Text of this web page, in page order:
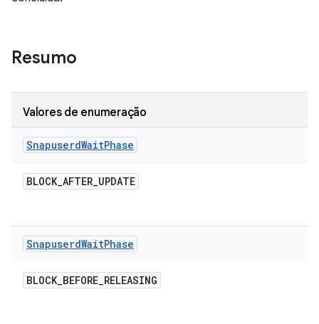
Resumo
Valores de enumeração
SnapuserdWaitPhase
BLOCK_AFTER_UPDATE
SnapuserdWaitPhase
BLOCK_BEFORE_RELEASING